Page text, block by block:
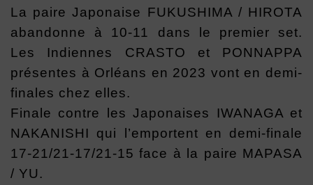
La paire Japonaise FUKUSHIMA / HIROTA
abandonne à 10-11 dans le premier set.
Les Indiennes CRASTO et PONNAPPA
présentes à Orléans en 2023 vont en demi-
finales chez elles.
Finale contre les Japonaises IWANAGA et
NAKANISHI qui l’emportent en demi-finale
17-21/21-17/21-15 face à la paire MAPASA
/ YU.